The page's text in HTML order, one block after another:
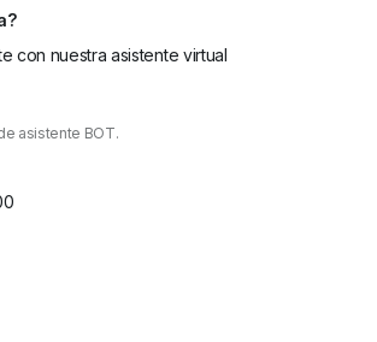
con nuestra asistente virtual
asistente BOT.